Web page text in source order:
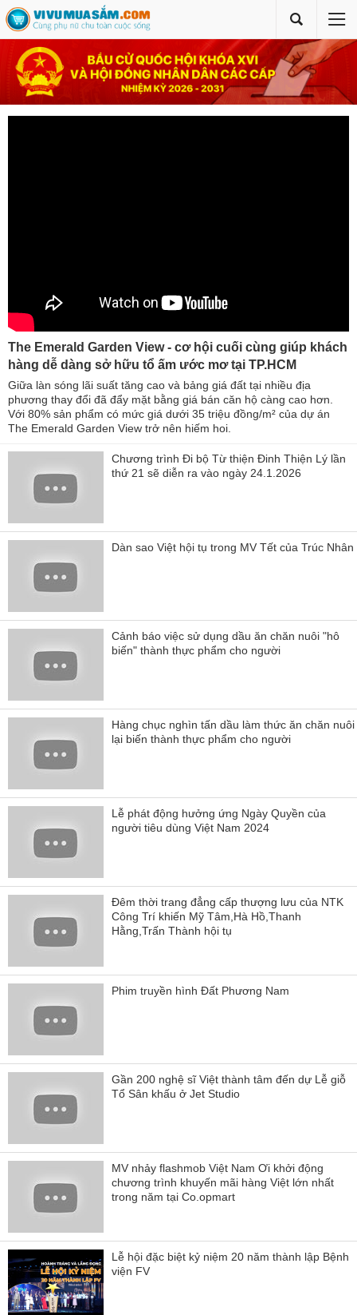
The Emerald Garden View - cơ hội cuối cùng giúp khách
hàng dễ dàng sở hữu tổ ấm ước mơ tại TP.HCM
Giữa làn sóng lãi suất tăng cao và bảng giá đất tại nhiều địa
phương thay đổi đã đẩy mặt bằng giá bán căn hộ càng cao hơn.
Với 80% sản phẩm có mức giá dưới 35 triệu đồng/m² của dự án
The Emerald Garden View trở nên hiếm hoi.
Chương trình Đi bộ Từ thiện Đinh Thiện Lý lần
thứ 21 sẽ diễn ra vào ngày 24.1.2026
Dàn sao Việt hội tụ trong MV Tết của Trúc Nhân
Cảnh báo việc sử dụng dầu ăn chăn nuôi "hô
biến" thành thực phẩm cho người
Hàng chục nghìn tấn dầu làm thức ăn chăn nuôi
lại biến thành thực phẩm cho người
Lễ phát động hưởng ứng Ngày Quyền của
người tiêu dùng Việt Nam 2024
Đêm thời trang đẳng cấp thượng lưu của NTK
Công Trí khiến Mỹ Tâm,Hà Hồ,Thanh
Hằng,Trấn Thành hội tụ
Phim truyền hình Đất Phương Nam
Gần 200 nghệ sĩ Việt thành tâm đến dự Lễ giỗ
Tổ Sân khấu ở Jet Studio
MV nhảy flashmob Việt Nam Ơi khởi động
chương trình khuyến mãi hàng Việt lớn nhất
trong năm tại Co.opmart
Lễ hội đặc biệt kỷ niệm 20 năm thành lập Bệnh
viện FV